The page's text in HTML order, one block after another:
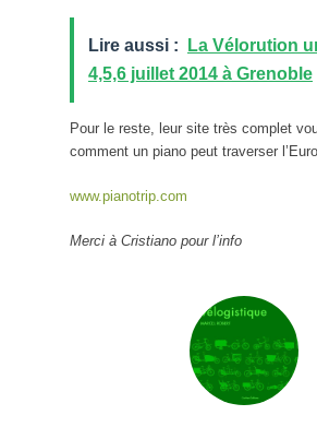
Lire aussi :
La Vélorution
4,5,6 juillet 2014 à Grenoble
Pour le reste, leur site très complet
comment un piano peut traverser
www.pianotrip.com
Merci à Cristiano pour l’info